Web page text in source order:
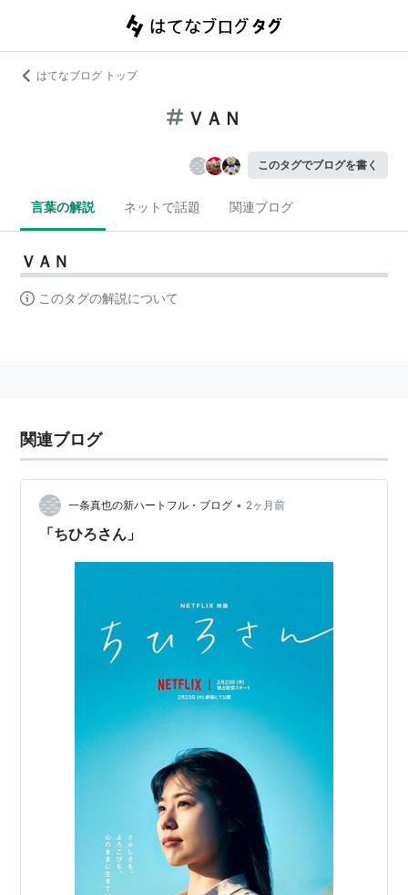
はてなブログ トップ
ＶＡＮ
このタグでブログを書く
言葉の解説 ネットで話題 関連ブログ
ＶＡＮ
このタグの解説について
関連ブログ
一条真也の新ハートフル・ブログ • 2ヶ月前
「ちひろさん」